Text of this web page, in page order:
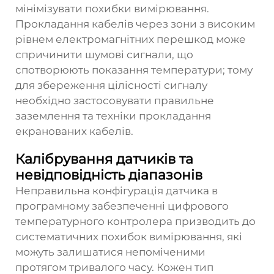
мінімізувати похибки вимірювання.
Прокладання кабелів через зони з високим
рівнем електромагнітних перешкод може
спричинити шумові сигнали, що
спотворюють показання температури; тому
для збереження цілісності сигналу
необхідно застосовувати правильне
заземлення та техніки прокладання
екранованих кабелів.
Калібрування датчиків та
невідповідність діапазонів
Неправильна конфігурація датчика в
програмному забезпеченні цифрового
температурного контролера призводить до
систематичних похибок вимірювання, які
можуть залишатися непоміченими
протягом тривалого часу. Кожен тип